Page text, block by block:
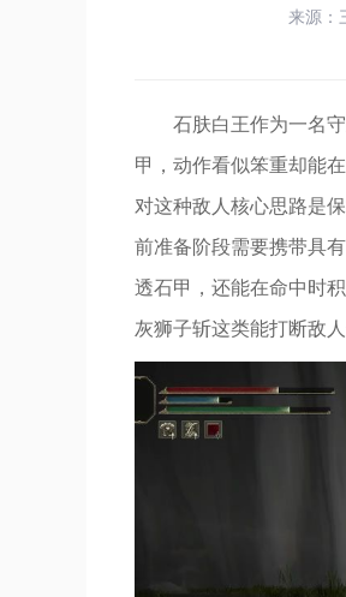
来源：
石肤白王作为一名
甲，动作看似笨重却能
对这种敌人核心思路是
前准备阶段需要携带具
透石甲，还能在命中时
灰狮子斩这类能打断敌人